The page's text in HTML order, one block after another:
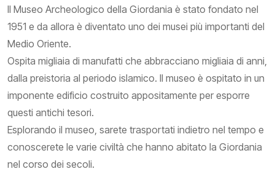
Il Museo Archeologico della Giordania è stato fondato nel
1951 e da allora è diventato uno dei musei più importanti del
Medio Oriente.
Ospita migliaia di manufatti che abbracciano migliaia di anni,
dalla preistoria al periodo islamico. Il museo è ospitato in un
imponente edificio costruito appositamente per esporre
questi antichi tesori.
Esplorando il museo, sarete trasportati indietro nel tempo e
conoscerete le varie civiltà che hanno abitato la Giordania
nel corso dei secoli.